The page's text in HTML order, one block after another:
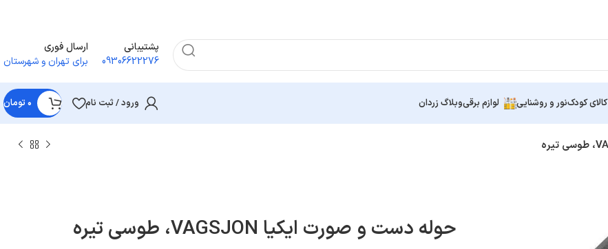
پشتیبانی
09306622276
ارسال فوری
برای تهران و شهرستان
کالای کودکنور و روشنایی لوازم برقیوبلاگ زردان ورود / ثبت نام ۰تومان
حوله دست و صورت ایکیا VAGSJON، طوسی تیره